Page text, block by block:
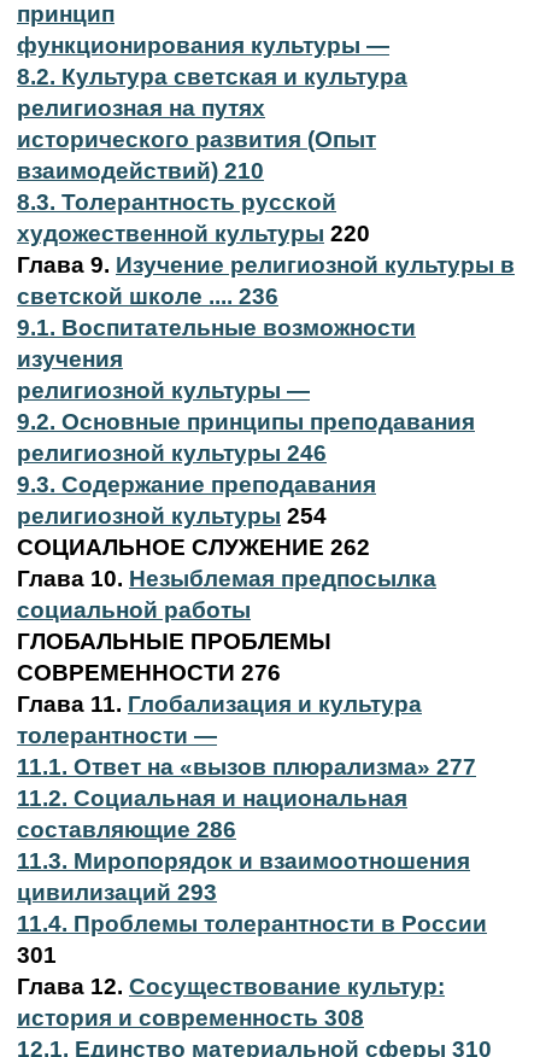
принцип
функционирования культуры —
8.2. Культура светская и культура
религиозная на путях
исторического развития (Опыт
взаимодействий) 210
8.3. Толерантность русской
художественной культуры 220
Глава 9. Изучение религиозной культуры в
светской школе .... 236
9.1. Воспитательные возможности
изучения
религиозной культуры —
9.2. Основные принципы преподавания
религиозной культуры 246
9.3. Содержание преподавания
религиозной культуры 254
СОЦИАЛЬНОЕ СЛУЖЕНИЕ 262
Глава 10. Незыблемая предпосылка
социальной работы
ГЛОБАЛЬНЫЕ ПРОБЛЕМЫ
СОВРЕМЕННОСТИ 276
Глава 11. Глобализация и культура
толерантности —
11.1. Ответ на «вызов плюрализма» 277
11.2. Социальная и национальная
составляющие 286
11.3. Миропорядок и взаимоотношения
цивилизаций 293
11.4. Проблемы толерантности в России
301
Глава 12. Сосуществование культур:
история и современность 308
12.1. Единство материальной сферы 310